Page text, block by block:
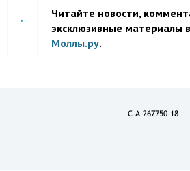
Читайте новости,
эксклюзивные материалы в
Моллы.ру.
C-A-267750-18